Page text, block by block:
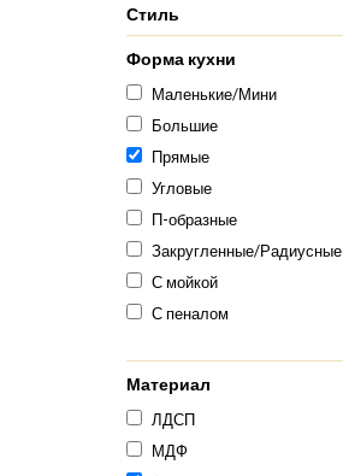
Стиль
Форма кухни
Маленькие/Мини
Большие
Прямые
Угловые
П-образные
Закругленные/Радиусные
С мойкой
С пеналом
Материал
ЛДСП
МДФ